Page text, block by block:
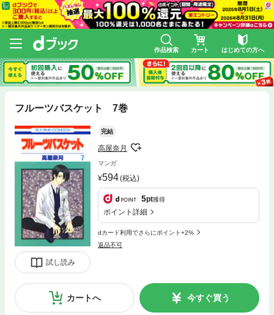
作品検索 カート はじめての方へ
フルーツバスケット 7巻
試し読み
完結
高屋奈月
マンガ
594(税込)
5pt獲得
ポイント詳細
dカード利用でさらにポイント+2%
返品不可
カートへ 今すぐ買う